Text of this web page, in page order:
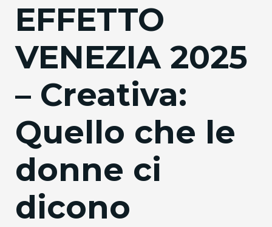
EFFETTO
VENEZIA 2025
– Creativa:
Quello che le
donne ci
dicono